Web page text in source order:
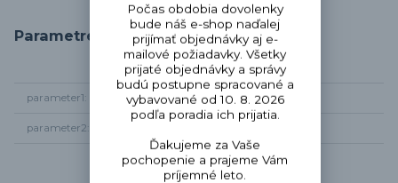
Parametre
parameter1 Chémia pre umývačky
parameter2
Počas obdobia dovolenky
bude náš e-shop naďalej
prijímať objednávky aj e-
mailové požiadavky. Všetky
prijaté objednávky a správy
budú postupne spracované a
vybavované od 10. 8. 2026
podľa poradia ich prijatia.
Ďakujeme za Vaše
pochopenie a prajeme Vám
príjemné leto.